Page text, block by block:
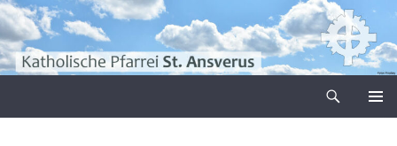
Zum
Inhalt
springen